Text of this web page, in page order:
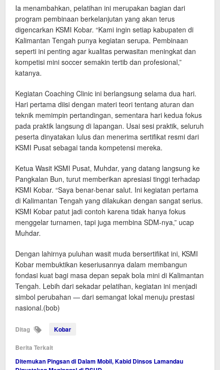
Ia menambahkan, pelatihan ini merupakan bagian dari
program pembinaan berkelanjutan yang akan terus
digencarkan KSMI Kobar. “Kami ingin setiap kabupaten di
Kalimantan Tengah punya kegiatan serupa. Pembinaan
seperti ini penting agar kualitas perwasitan meningkat dan
kompetisi mini soccer semakin tertib dan profesional,”
katanya.
Kegiatan Coaching Clinic ini berlangsung selama dua hari.
Hari pertama diisi dengan materi teori tentang aturan dan
teknik memimpin pertandingan, sementara hari kedua fokus
pada praktik langsung di lapangan. Usai sesi praktik, seluruh
peserta dinyatakan lulus dan menerima sertifikat resmi dari
KSMI Pusat sebagai tanda kompetensi mereka.
Ketua Wasit KSMI Pusat, Muhdar, yang datang langsung ke
Pangkalan Bun, turut memberikan apresiasi tinggi terhadap
KSMI Kobar. “Saya benar-benar salut. Ini kegiatan pertama
di Kalimantan Tengah yang dilakukan dengan sangat serius.
KSMI Kobar patut jadi contoh karena tidak hanya fokus
menggelar turnamen, tapi juga membina SDM-nya,” ucap
Muhdar.
Dengan lahirnya puluhan wasit muda bersertifikat ini, KSMI
Kobar membuktikan keseriusannya dalam membangun
fondasi kuat bagi masa depan sepak bola mini di Kalimantan
Tengah. Lebih dari sekadar pelatihan, kegiatan ini menjadi
simbol perubahan — dari semangat lokal menuju prestasi
nasional.(bob)
Ditag Kobar
Berita Terkait
Ditemukan Pingsan di Dalam Mobil, Kabid Dinsos Lamandau